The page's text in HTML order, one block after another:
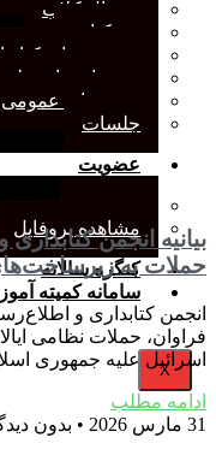
ژورنال کلاب
نقد کتاب
دورهمی‌های
سخنرانی‌های علمی
مجمع‌های عمومی
جلسات
عضویت
مشاهده پروفایل
کنگره سالانه
سامانه کمیته
X
بیانیه انجمن
حملات به
انجمن کتابداری و
فراوان، حملات نظامی
اسرائیل علیه جمهوری
ادامه مطلب
31 مارس 2026
بدون